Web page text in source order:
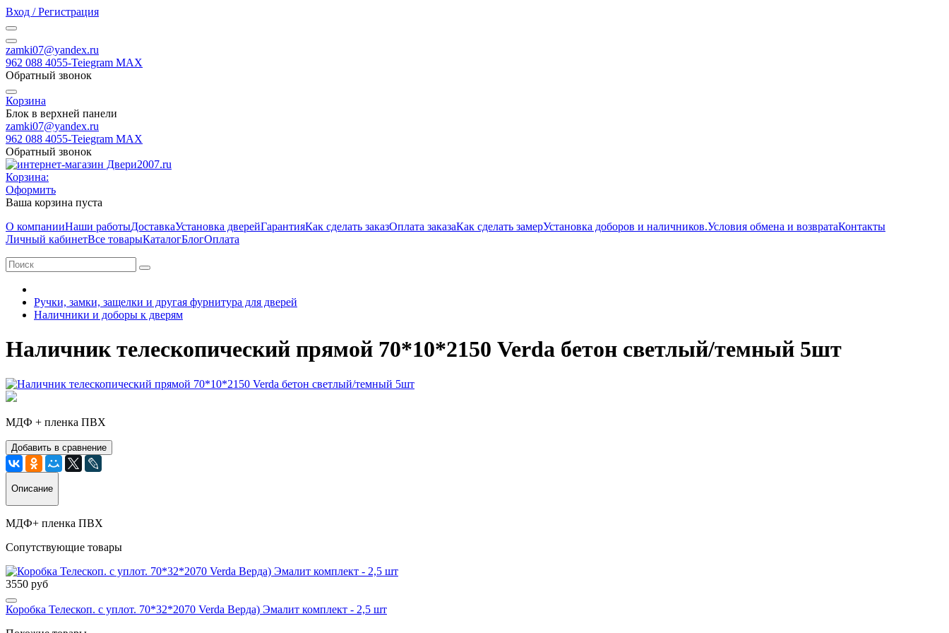
Вход / Регистрация
zamki07@yandex.ru
962 088 4055-Teiegram МАХ
Обратный звонок
Корзина
Блок в верхней панели
zamki07@yandex.ru
962 088 4055-Teiegram МАХ
Обратный звонок
Корзина:
Оформить
Ваша корзина пуста
О компанииНаши работыДоставкаУстановка дверейГарантияКак сделать заказОплата заказаКак сделать замерУстановка доборов и наличников.Условия обмена и возвратаКонтакты
Личный кабинетВсе товарыКаталогБлогОплата
Ручки, замки, защелки и другая фурнитура для дверей
Наличники и доборы к дверям
Наличник телескопический прямой 70*10*2150 Verda бетон светлый/темный 5шт
МДФ + пленка ПВХ
Добавить в сравнение
Описание
МДФ+ пленка ПВХ
Сопутствующие товары
3550 руб
Коробка Телескоп. с уплот. 70*32*2070 Verda Верда) Эмалит комплект - 2,5 шт